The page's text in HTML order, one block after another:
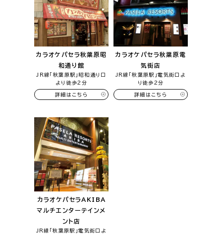
カラオケパセラ秋葉原昭
和通り館
JR線「秋葉原駅」昭和通り口
より徒歩2分
詳細はこちら
カラオケパセラ秋葉原電
気街店
JR線「秋葉原駅」電気街口よ
り徒歩2分
詳細はこちら
カラオケパセラAKIBA
マルチエンターテインメ
ント店
JR線「秋葉原駅」電気街口よ